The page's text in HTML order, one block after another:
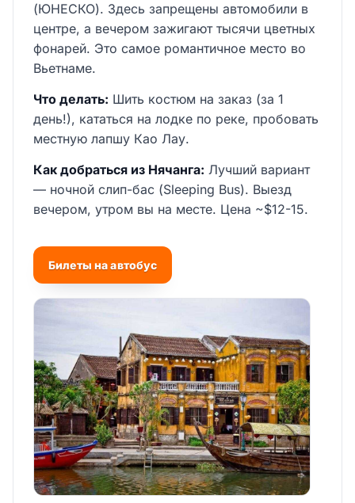
(ЮНЕСКО). Здесь запрещены автомобили в
центре, а вечером зажигают тысячи цветных
фонарей. Это самое романтичное место во
Вьетнаме.
Что делать: Шить костюм на заказ (за 1
день!), кататься на лодке по реке, пробовать
местную лапшу Као Лау.
Как добраться из Нячанга: Лучший вариант
— ночной слип-бас (Sleeping Bus). Выезд
вечером, утром вы на месте. Цена ~$12-15.
Билеты на автобус